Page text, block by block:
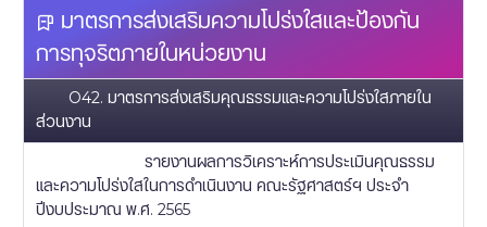
มาตรการส่งเสริมความโปร่งใสและป้องกัน
การทุจริตภายในหน่วยงาน
O42. มาตรการส่งเสริมคุณธรรมและความโปร่งใสภายใน
ส่วนงาน
รายงานผลการวิเคราะห์การประเมินคุณธรรม
และความโปร่งใสในการดำเนินงาน คณะรัฐศาสตร์ฯ ประจำ
ปีงบประมาณ พ.ศ. 2565